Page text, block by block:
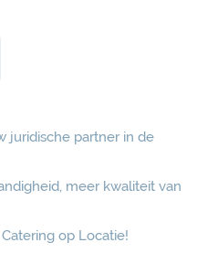
juridische partner in de
meer kwaliteit van
op Locatie!